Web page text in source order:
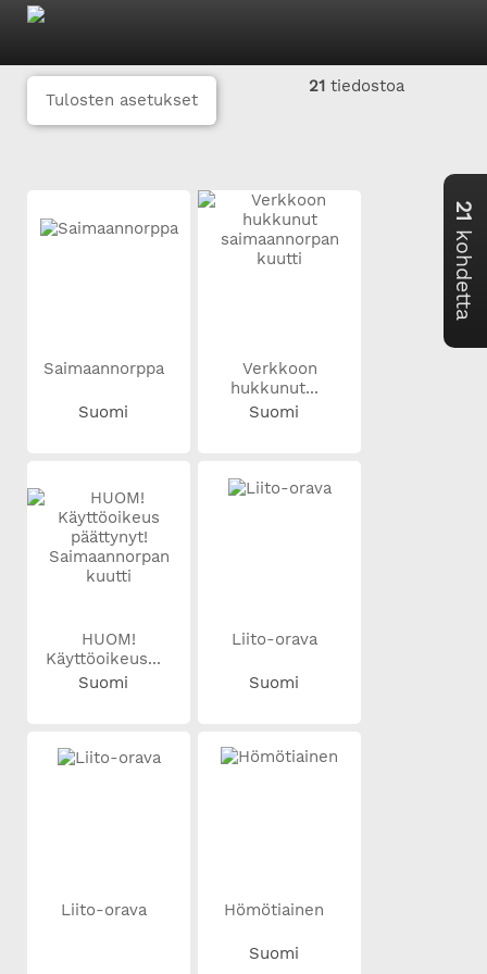
Tulosten asetukset
21 tiedostoa
Saimaannorppa
Suomi
Verkkoon
hukkunut...
Suomi
HUOM!
Käyttöoikeus...
Suomi
Liito-orava
Suomi
Liito-orava Hömötiainen
Suomi
21
kohdetta